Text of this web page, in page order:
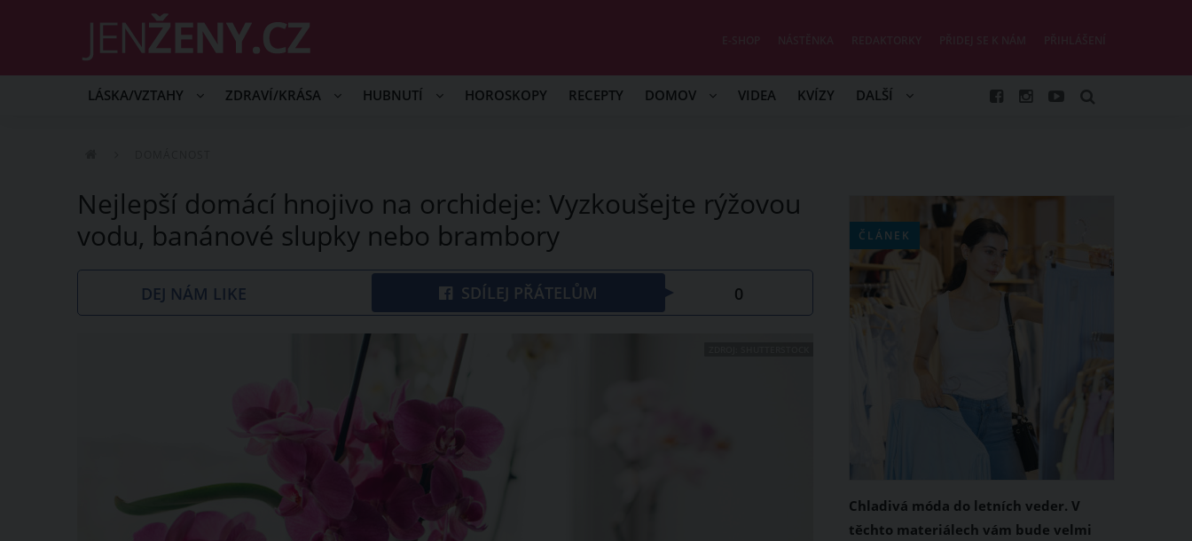
LÁSKA/VZTAHY ZDRAVÍ/KRÁSA HUBNUTÍ HOROSKOPY RECEPTY DOMOV VIDEA KVÍZY DALŠÍ
Nejlepší domácí hnojivo na orchideje: Vyzkoušejte rýžovou
vodu, banánové slupky nebo brambory
DEJ NÁM LIKE SDÍLEJ PŘÁTELŮM 0
ČLÁNEK
Chladivá móda do letních veder. V
těchto materiálech vám bude velmi